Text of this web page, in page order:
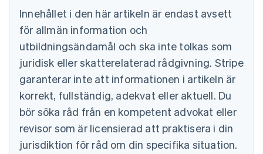
Innehållet i den här artikeln är endast avsett
för allmän information och
utbildningsändamål och ska inte tolkas som
juridisk eller skatterelaterad rådgivning. Stripe
garanterar inte att informationen i artikeln är
korrekt, fullständig, adekvat eller aktuell. Du
bör söka råd från en kompetent advokat eller
revisor som är licensierad att praktisera i din
jurisdiktion för råd om din specifika situation.
Bulgarien
English
Cypern
English
Danmark
English
Estland
Fastlandskina
简体中文English
Finland
English Svenska
Frankrike